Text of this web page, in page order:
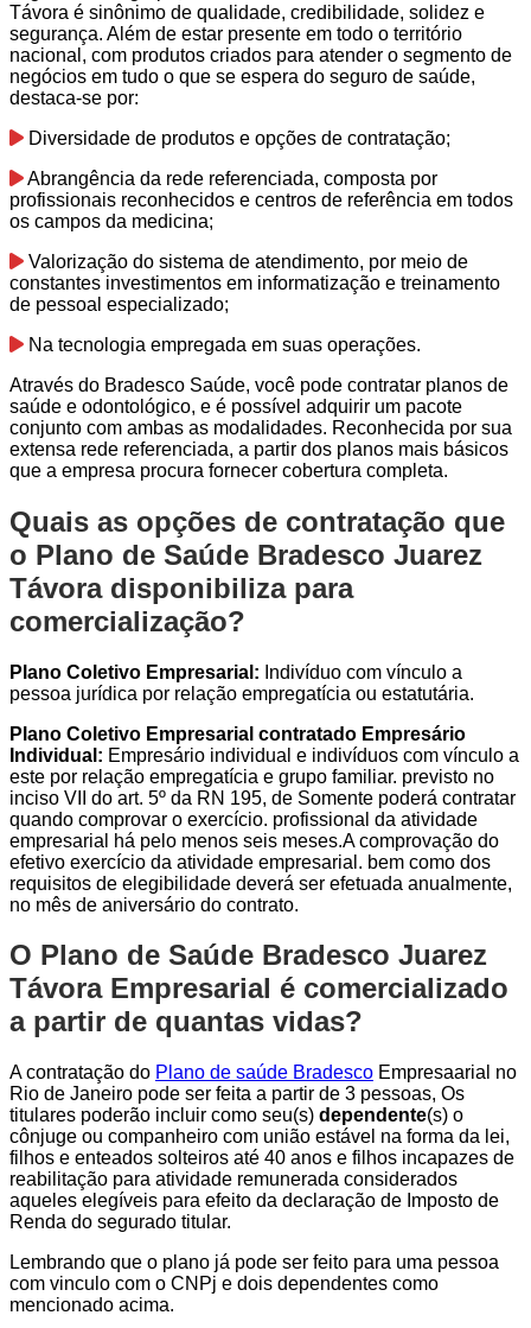
Távora é sinônimo de qualidade, credibilidade, solidez e
segurança. Além de estar presente em todo o território
nacional, com produtos criados para atender o segmento de
negócios em tudo o que se espera do seguro de saúde,
destaca-se por:
Diversidade de produtos e opções de contratação;
Abrangência da rede referenciada, composta por
profissionais reconhecidos e centros de referência em todos
os campos da medicina;
Valorização do sistema de atendimento, por meio de
constantes investimentos em informatização e treinamento
de pessoal especializado;
Na tecnologia empregada em suas operações.
Através do Bradesco Saúde, você pode contratar planos de
saúde e odontológico, e é possível adquirir um pacote
conjunto com ambas as modalidades. Reconhecida por sua
extensa rede referenciada, a partir dos planos mais básicos
que a empresa procura fornecer cobertura completa.
Quais as opções de contratação que
o Plano de Saúde Bradesco Juarez
Távora disponibiliza para
comercialização?
Plano Coletivo Empresarial: Indivíduo com vínculo a
pessoa jurídica por relação empregatícia ou estatutária.
Plano Coletivo Empresarial contratado Empresário
Individual: Empresário individual e indivíduos com vínculo a
este por relação empregatícia e grupo familiar. previsto no
inciso VII do art. 5º da RN 195, de Somente poderá contratar
quando comprovar o exercício. profissional da atividade
empresarial há pelo menos seis meses.A comprovação do
efetivo exercício da atividade empresarial. bem como dos
requisitos de elegibilidade deverá ser efetuada anualmente,
no mês de aniversário do contrato.
O Plano de Saúde Bradesco Juarez
Távora Empresarial é comercializado
a partir de quantas vidas?
A contratação do Plano de saúde Bradesco Empresaarial no
Rio de Janeiro pode ser feita a partir de 3 pessoas, Os
titulares poderão incluir como seu(s) dependente(s) o
cônjuge ou companheiro com união estável na forma da lei,
filhos e enteados solteiros até 40 anos e filhos incapazes de
reabilitação para atividade remunerada considerados
aqueles elegíveis para efeito da declaração de Imposto de
Renda do segurado titular.
Lembrando que o plano já pode ser feito para uma pessoa
com vinculo com o CNPj e dois dependentes como
mencionado acima.